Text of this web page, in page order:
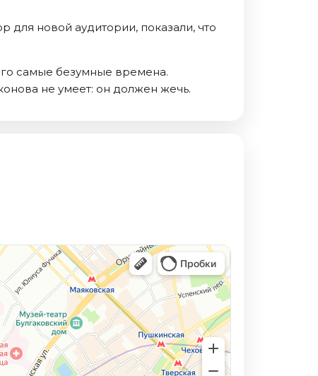
для новой аудитории, показали, что
самые безумные времена.
не умеет: он должен жечь.